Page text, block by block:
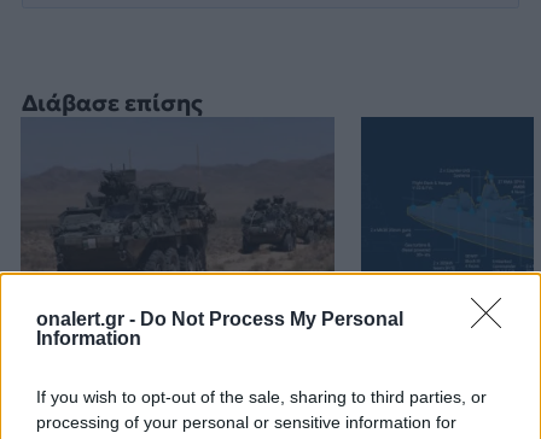
onalert.gr - Do Not Process My Personal
Information
If you wish to opt-out of the sale, sharing to third parties, or
processing of your personal or sensitive information for
Διάβασε επίσης
Stryker για το Στρατό
Ξηράς μέσω EDA: Θετικές
οι ΗΠΑ – Αναμονή για
κλάσης
θα είναι από